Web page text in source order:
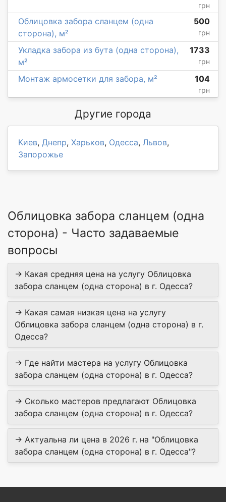
грн
Облицовка забора сланцем (одна
сторона), м²
500
грн
Укладка забора из бута (одна сторона),
м²
1733
грн
Монтаж армосетки для забора, м² 104
грн
Другие города
Киев, Днепр, Харьков, Одесса, Львов,
Запорожье
Облицовка забора сланцем (одна
сторона) - Часто задаваемые
вопросы
→ Какая средняя цена на услугу Облицовка
забора сланцем (одна сторона) в г. Одесса?
→ Какая самая низкая цена на услугу
Облицовка забора сланцем (одна сторона) в г.
Одесса?
→ Где найти мастера на услугу Облицовка
забора сланцем (одна сторона) в г. Одесса?
→ Сколько мастеров предлагают Облицовка
забора сланцем (одна сторона) в г. Одесса?
→ Актуальна ли цена в 2026 г. на "Облицовка
забора сланцем (одна сторона) в г. Одесса"?